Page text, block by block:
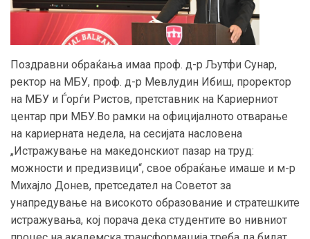
Поздравни обраќања имаа проф. д-р Љутфи Сунар,
ректор на МБУ, проф. д-р Мевлудин Ибиш, проректор
на МБУ и Ѓорѓи Ристов, претставник на Кариерниот
центар при МБУ.Во рамки на официјалното отварање
на кариерната недела, на сесијата насловена
„Истражување на македонскиот пазар на труд:
можности и предизвици“, свое обраќање имаше и м-р
Михајло Донев, претседател на Советот за
унапредување на високото образование и стратешките
истражувања, кој порача дека студентите во нивниот